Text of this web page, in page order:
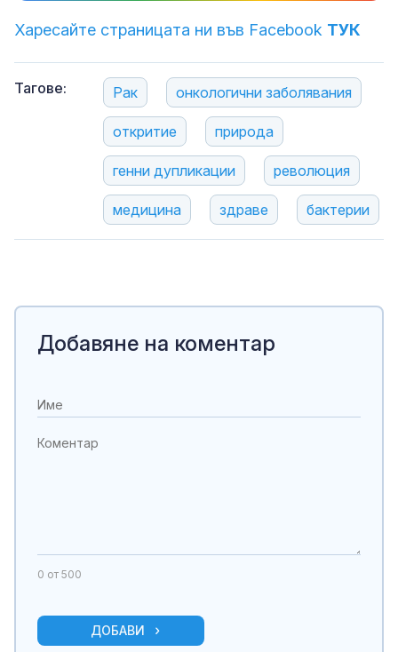
Харесайте страницата ни във Facebook ТУК
Тагове: Рак онкологични заболявания
откритие природа
генни дупликации революция
медицина здраве бактерии
Добавяне на коментар
0 от 500
ДОБАВИ